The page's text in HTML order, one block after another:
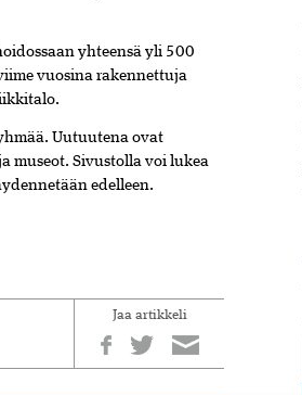
yhteensä yli 500
vuosina rakennettuja
Uutuutena ovat
museot. Sivustolla voi lukea
edelleen.
Jaa artikkeli